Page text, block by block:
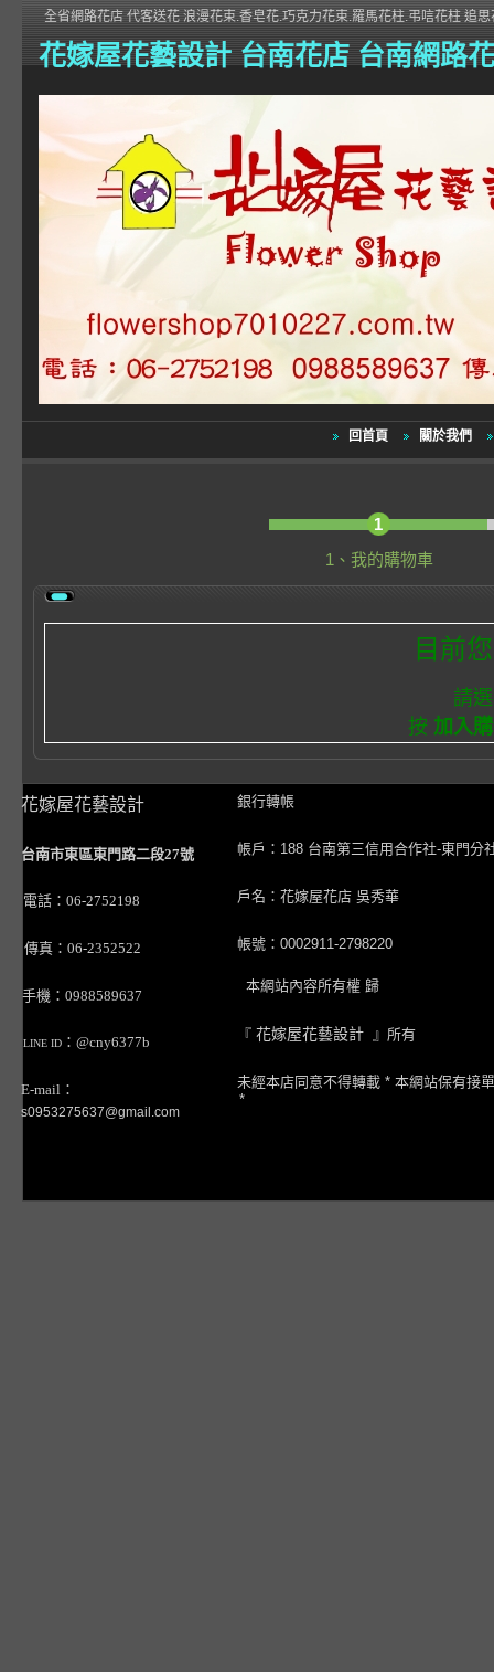
花嫁屋花藝設計 台南花店 台南網路
全省網路花店 代客送花 浪漫花束.香皂花.巧克力花束.羅馬花柱.弔唁花柱 追
回首頁 關於我們
1
1、我的購物車
目前
請
按 加入
花嫁屋花藝設計
台南市東區東門路二段27號
電話：06-2752198
傳真：06-2352522
手機：0988589637
LINE ID ：@cny6377b
E-mail：
s0953275637@gmail.com
銀行轉帳
帳戶：188 台南第三信用合作社-東門分
戶名：花嫁屋花店 吳秀華
帳號：0002911-2798220
本網站內容所有權 歸
『 花嫁屋花藝設計 』所有
未經本店同意不得轉載 * 本網站保有接
*